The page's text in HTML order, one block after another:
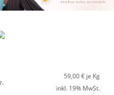
59,00€ je Kg
inkl. 19% MwSt.